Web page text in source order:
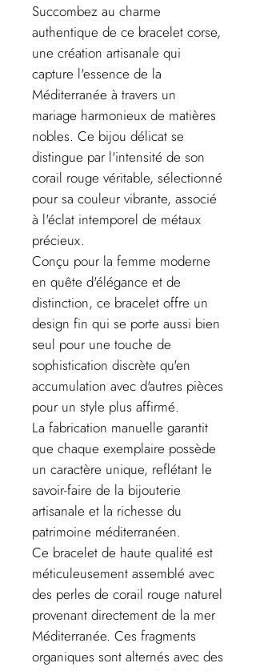
Succombez au charme
authentique de ce bracelet corse,
une création artisanale qui
capture l'essence de la
Méditerranée à travers un
mariage harmonieux de matières
nobles. Ce bijou délicat se
distingue par l'intensité de son
corail rouge véritable, sélectionné
pour sa couleur vibrante, associé
à l'éclat intemporel de métaux
précieux.
Conçu pour la femme moderne
en quête d'élégance et de
distinction, ce bracelet offre un
design fin qui se porte aussi bien
seul pour une touche de
sophistication discrète qu'en
accumulation avec d'autres pièces
pour un style plus affirmé.
La fabrication manuelle garantit
que chaque exemplaire possède
un caractère unique, reflétant le
savoir-faire de la bijouterie
artisanale et la richesse du
patrimoine méditerranéen.
Ce bracelet de haute qualité est
méticuleusement assemblé avec
des perles de corail rouge naturel
provenant directement de la mer
Méditerranée. Ces fragments
organiques sont alternés avec des